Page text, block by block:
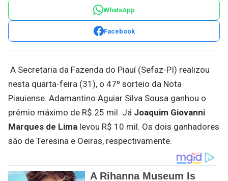
WhatsApp
Facebook
A Secretaria da Fazenda do Piauí (Sefaz-PI) realizou
nesta quarta-feira (31), o 47º sorteio da Nota
Piauiense. Adamantino Aguiar Silva Sousa ganhou o
prêmio máximo de R$ 25 mil. Já Joaquim Giovanni
Marques de Lima levou R$ 10 mil. Os dois ganhadores
são de Teresina e Oeiras, respectivamente.